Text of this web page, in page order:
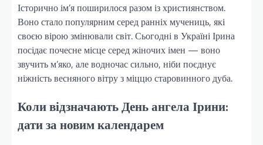
Історично ім’я поширилося разом із християнством.
Воно стало популярним серед ранніх мучениць, які
своєю вірою змінювали світ. Сьогодні в Україні Ірина
посідає почесне місце серед жіночих імен — воно
звучить м’яко, але водночас сильно, ніби поєднує
ніжність весняного вітру з міццю старовинного дуба.
Коли відзначають День ангела Ірини:
дати за новим календарем